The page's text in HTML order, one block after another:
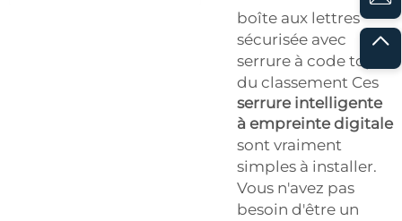
boîte aux lettres
sécurisée avec
serrure à code top
du classement Ces
serrure intelligente
à empreinte digitale
sont vraiment
simples à installer.
Vous n'avez pas
besoin d'être un